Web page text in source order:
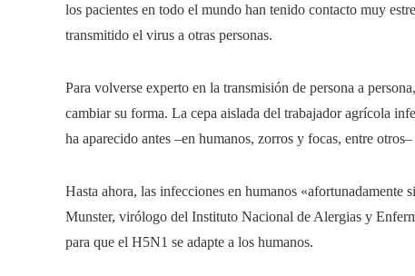
los pacientes en todo el mundo han tenido contacto muy
transmitido el virus a otras personas.
Para volverse experto en la transmisión de persona a
cambiar su forma. La cepa aislada del trabajador agrícola
ha aparecido antes –en humanos, zorros y focas, entre
Hasta ahora, las infecciones en humanos «afortunadamente
Munster, virólogo del Instituto Nacional de Alergias y
para que el H5N1 se adapte a los humanos.